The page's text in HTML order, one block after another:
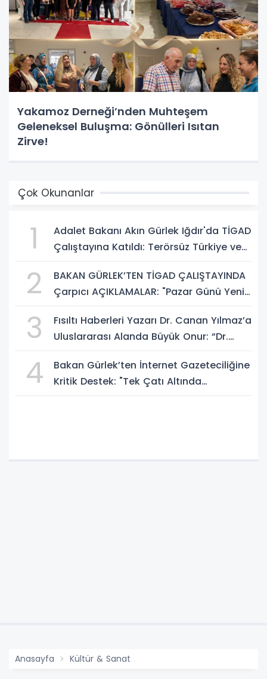
Yakamoz Derneği’nden Muhteşem
Geleneksel Buluşma: Gönülleri Isıtan
Zirve!
Çok Okunanlar
1
Adalet Bakanı Akın Gürlek Iğdır'da TİGAD
Çalıştayına Katıldı: Terörsüz Türkiye ve
2
BAKAN GÜRLEK’TEN TİGAD ÇALIŞTAYINDA
Çarpıcı AÇIKLAMALAR: "Pazar Günü Yeni
3
Fısıltı Haberleri Yazarı Dr. Canan Yılmaz’a
Uluslararası Alanda Büyük Onur: “Dr.
4
Bakan Gürlek’ten İnternet Gazeteciliğine
Kritik Destek: "Tek Çatı Altında
Anasayfa Kültür & Sanat